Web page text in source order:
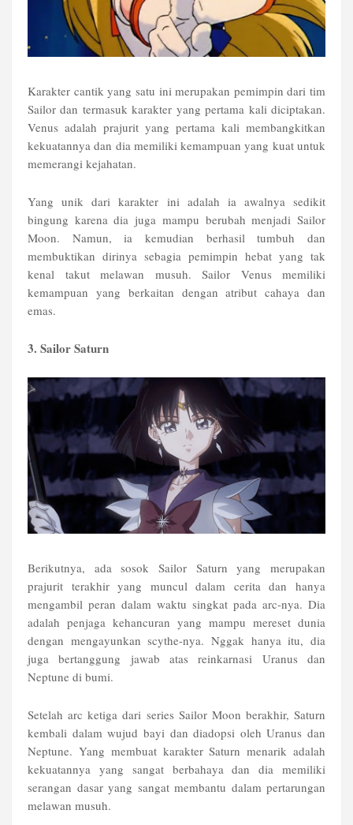
Karakter cantik yang satu ini merupakan pemimpin dari tim
Sailor dan termasuk karakter yang pertama kali diciptakan.
Venus adalah prajurit yang pertama kali membangkitkan
kekuatannya dan dia memiliki kemampuan yang kuat untuk
memerangi kejahatan.
Yang unik dari karakter ini adalah ia awalnya sedikit
bingung karena dia juga mampu berubah menjadi Sailor
Moon. Namun, ia kemudian berhasil tumbuh dan
membuktikan dirinya sebagia pemimpin hebat yang tak
kenal takut melawan musuh. Sailor Venus memiliki
kemampuan yang berkaitan dengan atribut cahaya dan
emas.
3. Sailor Saturn
Berikutnya, ada sosok Sailor Saturn yang merupakan
prajurit terakhir yang muncul dalam cerita dan hanya
mengambil peran dalam waktu singkat pada arc-nya. Dia
adalah penjaga kehancuran yang mampu mereset dunia
dengan mengayunkan scythe-nya. Nggak hanya itu, dia
juga bertanggung jawab atas reinkarnasi Uranus dan
Neptune di bumi.
Setelah arc ketiga dari series Sailor Moon berakhir, Saturn
kembali dalam wujud bayi dan diadopsi oleh Uranus dan
Neptune. Yang membuat karakter Saturn menarik adalah
kekuatannya yang sangat berbahaya dan dia memiliki
serangan dasar yang sangat membantu dalam pertarungan
melawan musuh.